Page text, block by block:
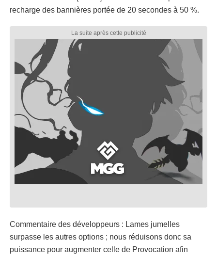
recharge des bannières portée de 20 secondes à 50 %.
Commentaire des développeurs : Lames jumelles
surpasse les autres options ; nous réduisons donc sa
puissance pour augmenter celle de Provocation afin